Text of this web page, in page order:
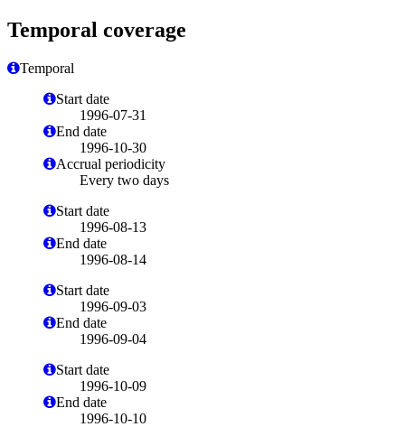
Temporal coverage
Temporal
Start date
1996-07-31
End date
1996-10-30
Accrual periodicity
Every two days
Start date
1996-08-13
End date
1996-08-14
Start date
1996-09-03
End date
1996-09-04
Start date
1996-10-09
End date
1996-10-10